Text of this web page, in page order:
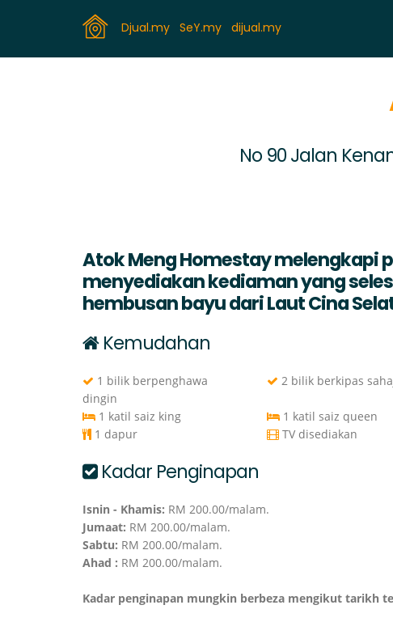
Djual.my SeY.my dijual.my
No 90 Jalan
Atok Meng Homestay melengkapi
menyediakan kediaman yang
hembusan bayu dari Laut Cina
Kemudahan
1 bilik berpenghawa
dingin
2 bilik berkipas
1 katil saiz king 1 katil saiz queen
1 dapur
TV disediakan
Kadar Penginapan
Isnin - Khamis: RM 200.00/malam.
Jumaat: RM 200.00/malam.
Sabtu: RM 200.00/malam.
Ahad : RM 200.00/malam.
Kadar penginapan mungkin berbeza mengikut tarikh